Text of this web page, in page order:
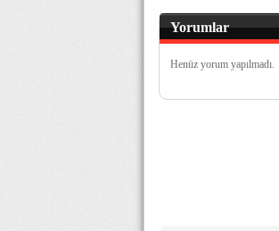
Yorumlar
Henüz yorum yapılmadı.